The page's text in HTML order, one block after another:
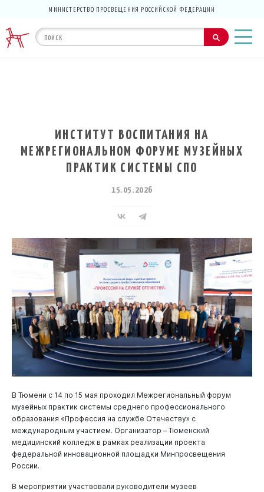
МИНИСТЕРСТВО ПРОСВЕЩЕНИЯ РОССИЙСКОЙ ФЕДЕРАЦИИ
ИНСТИТУТ ВОСПИТАНИЯ НА
МЕЖРЕГИОНАЛЬНОМ ФОРУМЕ МУЗЕЙНЫХ
ПРАКТИК СИСТЕМЫ СПО
15.05.2026
В Тюмени с 14 по 15 мая проходил Межрегиональный форум
музейных практик системы среднего профессионального
образования «Профессия на службе Отечеству» с
международным участием. Организатор – Тюменский
медицинский колледж в рамках реализации проекта
федеральной инновационной площадки Минпросвещения
России.
В мероприятии участвовали руководители музеев